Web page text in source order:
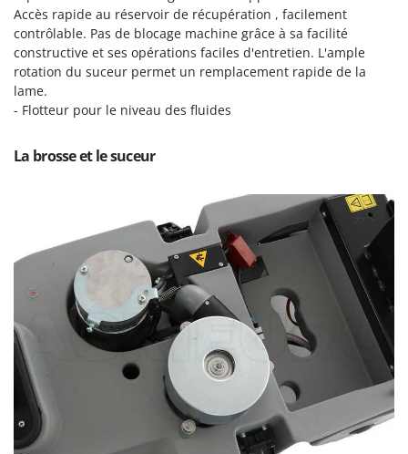
Pulvérisateurs
Pulvérisateurs portés
R
Rampes de chargement en aluminium
Robots nettoyeurs de piscine
Robots Tondeuses
Rogneuses de souches
Rouleaux pour tracteur
S
Scies à Ruban
Scies alternatives à batterie
Scies de jardin télescopiques
GRIFO
GVS
GYS
H
Hailo
Helvi
Honda
Idromatic
Il-Tec
Imperia
Accès rapide au réservoir de récupération , facilement
contrôlable. Pas de blocage machine grâce à sa facilité
constructive et ses opérations faciles d'entretien. L'ample
rotation du suceur permet un remplacement rapide de la
lame.
- Flotteur pour le niveau des fluides
La brosse et le suceur